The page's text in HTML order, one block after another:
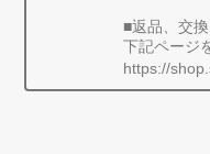
■返品、交
下記ページ
https://